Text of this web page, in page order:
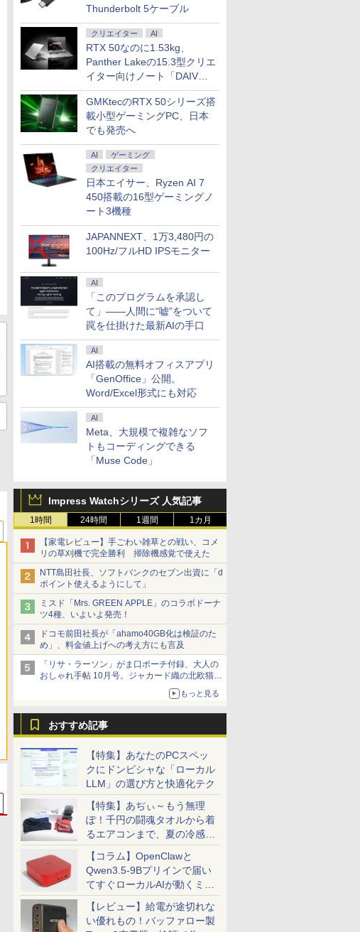
Thunderbolt 5ケーブル
クリエイター AI
RTX 50なのに1.53kg、
Panther Lakeの15.3型クリエ
イター向けノート「DAIV
Z5」
GMKtecのRTX 50シリーズ搭
載小型ゲーミングPC、日本
でも発売へ
AI
ゲーミング
クリエイター
日本エイサー、Ryzen AI 7
450搭載の16型ゲーミングノ
ート3機種
JAPANNEXT、1万3,480円の
100Hz/フルHD IPSモニター
AI
「このプログラムを承認し
て」――人間に“嘘”をついて
罠を仕掛けた最新AIの手口
AI
AI搭載の無料オフィスアプリ
「GenOffice」公開。
Word/Excel形式にも対応
AI
Meta、大規模で複雑なソフ
トもコーディングできる
「Muse Code」
Impress Watchシリーズ 人気記事
1時間 24時間 1週間 1カ月
【家電レビュー】手ごわい雑草との戦い、コメ
リの草刈機で完全勝利 掃除機感覚で使えた
NTT島田社長、ソフトバンクのセブン出資に「d
ポイント使えるようにして」
ミスド「Mrs. GREEN APPLE」のコラボドーナ
ツ4種、いよいよ発売！
ドコモ前田社長が「ahamo40GB化は検証のた
め」、料金値上げへの考え方にも言及
「リサ・ラーソン」がま口ポーチ付録、大人の
おしゃれ手帖 10月号。ジャカード織の北欧猫デ
もっと見る
おすすめ記事
【特集】あなたのPCスペッ
クにドンピシャな「ローカル
LLM」の選び方と快適化テク
【特集】あぢぃ～もう無理
ぽ！千円の闘魂タオルから着
るエアコンまで、夏の冷感グ
ッズ一挙紹介
【コラム】OpenClawと
Qwen3.5-9Bプリインで届い
てすぐローカルAIが動くミニ
PC「SER9 Pro」
【レビュー】給電が途切れな
い優れもの！バッファロー製
2
7